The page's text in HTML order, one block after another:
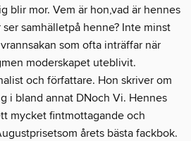
blir mor. Vem är hon,vad är hennes
samhälletpå henne? Inte minst
som ofta inträffar när
moderskapet uteblivit.
och författare. Hon skriver om
i bland annat DNoch Vi. Hennes
mycket fintmottagande och
årets bästa fackbok.